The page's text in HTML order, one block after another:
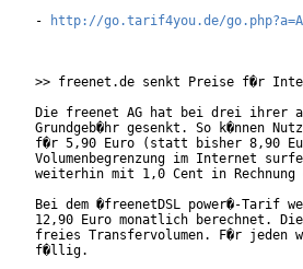
-
http://go.tarif4you.de/
>> freenet.de senkt Preise f�r
Die freenet AG hat bei drei ihrer
Grundgeb�hr gesenkt. So k�nnen
f�r 5,90 Euro (statt bisher 8,90
Volumenbegrenzung im Internet
weiterhin mit 1,0 Cent in
Bei dem �freenetDSL power�-
12,90 Euro monatlich berechnet.
freies Transfervolumen. F�r jeden
f�llig.